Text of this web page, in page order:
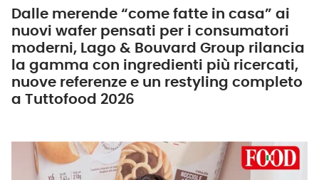
Dalle merende “come fatte in casa” ai
nuovi wafer pensati per i consumatori
moderni, Lago & Bouvard Group rilancia
la gamma con ingredienti più ricercati,
nuove referenze e un restyling completo
a Tuttofood 2026